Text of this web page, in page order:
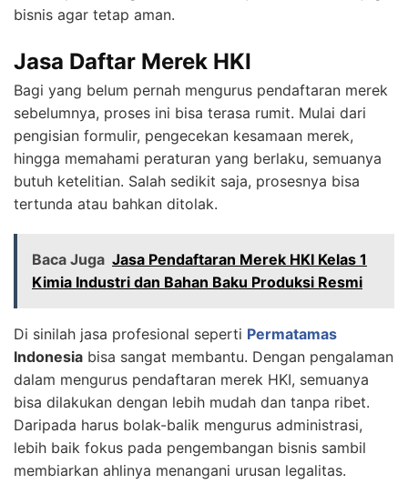
bisnis agar tetap aman.
Jasa Daftar Merek HKI
Bagi yang belum pernah mengurus pendaftaran merek
sebelumnya, proses ini bisa terasa rumit. Mulai dari
pengisian formulir, pengecekan kesamaan merek,
hingga memahami peraturan yang berlaku, semuanya
butuh ketelitian. Salah sedikit saja, prosesnya bisa
tertunda atau bahkan ditolak.
Baca Juga Jasa Pendaftaran Merek HKI Kelas 1
Kimia Industri dan Bahan Baku Produksi Resmi
Di sinilah jasa profesional seperti Permatamas
Indonesia bisa sangat membantu. Dengan pengalaman
dalam mengurus pendaftaran merek HKI, semuanya
bisa dilakukan dengan lebih mudah dan tanpa ribet.
Daripada harus bolak-balik mengurus administrasi,
lebih baik fokus pada pengembangan bisnis sambil
membiarkan ahlinya menangani urusan legalitas.